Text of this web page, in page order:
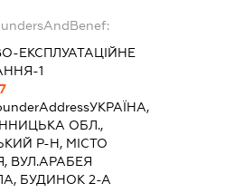
ЕКСПЛУАТАЦІЙНЕ
1
УКРАЇНА,
ОБЛ.,
Р-Н, МІСТО
ВУЛ.АРАБЕЯ
БУДИНОК 2-А